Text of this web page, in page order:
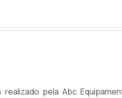
e às demais intempéries
marcar presença ao longo
pela Abc